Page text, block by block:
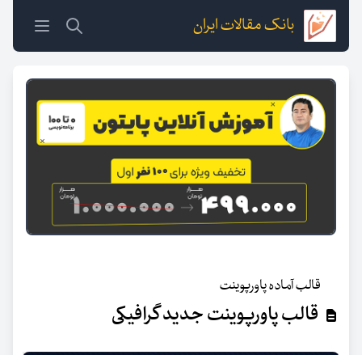
بانک مقالات ایران
قالب آماده پاورپوینت
قالب پاورپوینت جدید گرافیکی